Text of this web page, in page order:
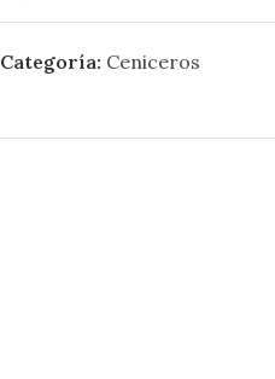
Categoría: Ceniceros